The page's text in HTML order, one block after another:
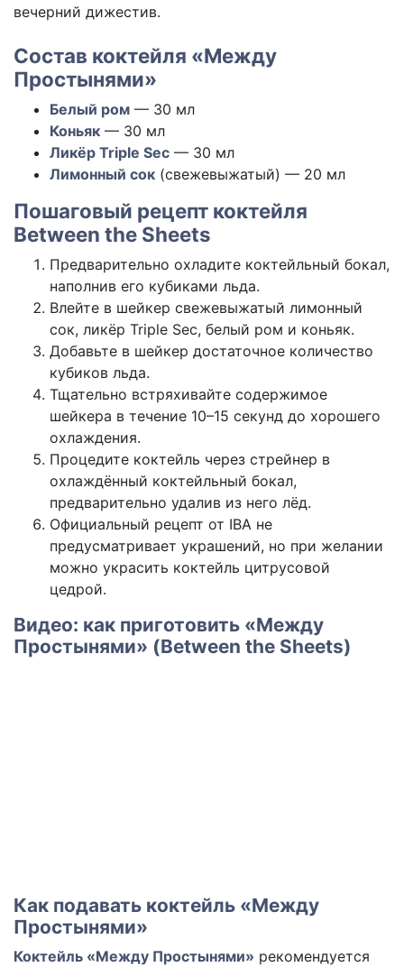
вечерний дижестив.
Состав коктейля «Между
Простынями»
Белый ром — 30 мл
Коньяк — 30 мл
Ликёр Triple Sec — 30 мл
Лимонный сок (свежевыжатый) — 20 мл
Пошаговый рецепт коктейля
Between the Sheets
Предварительно охладите коктейльный бокал,
наполнив его кубиками льда.
Влейте в шейкер свежевыжатый лимонный
сок, ликёр Triple Sec, белый ром и коньяк.
Добавьте в шейкер достаточное количество
кубиков льда.
Тщательно встряхивайте содержимое
шейкера в течение 10–15 секунд до хорошего
охлаждения.
Процедите коктейль через стрейнер в
охлаждённый коктейльный бокал,
предварительно удалив из него лёд.
Официальный рецепт от IBA не
предусматривает украшений, но при желании
можно украсить коктейль цитрусовой
цедрой.
Видео: как приготовить «Между
Простынями» (Between the Sheets)
Как подавать коктейль «Между
Простынями»
Коктейль «Между Простынями» рекомендуется